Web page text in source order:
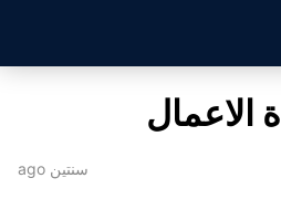
الاعمال
سنتين ago